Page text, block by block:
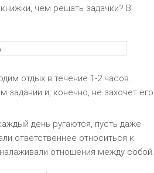
чем решать задачки? В
отдых в течение 1-2 часов.
и, конечно, не захочет его
день ругаются, пусть даже
ответственнее относиться к
отношения между собой.